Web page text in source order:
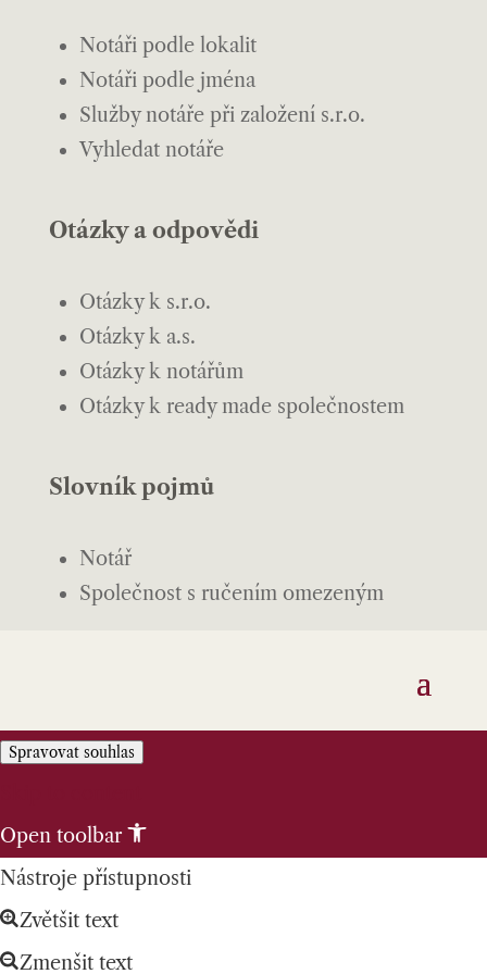
Notáři podle lokalit
Notáři podle jména
Služby notáře při založení s.r.o.
Vyhledat notáře
Otázky a odpovědi
Otázky k s.r.o.
Otázky k a.s.
Otázky k notářům
Otázky k ready made společnostem
Slovník pojmů
Notář
Společnost s ručením omezeným
Spravovat souhlas
Open toolbar
Nástroje přístupnosti
Zvětšit text
Zmenšit text